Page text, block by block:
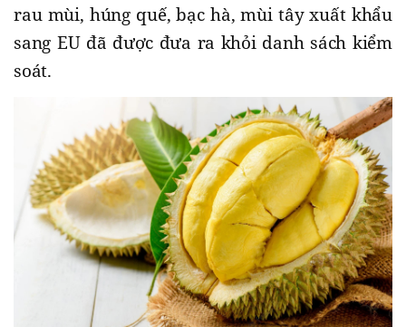
rau mùi, húng quế, bạc hà, mùi tây xuất khẩu
sang EU đã được đưa ra khỏi danh sách kiểm
soát.